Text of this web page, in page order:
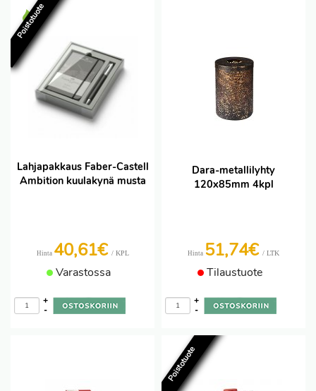
Poistotuote
Lahjapakkaus Faber-Castell
Ambition kuulakynä musta
Hinta 40,61€ / KPL
Varastossa
-
+
Dara-metallilyhty
120x85mm 4kpl
Hinta 51,74€ / LTK
Tilaustuote
-
+
Poistotuote